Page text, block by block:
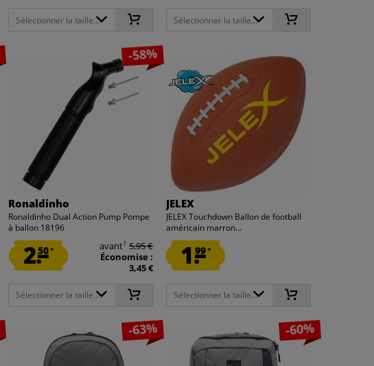
Sélectionner la taille... Sélectionner la taille...
-58%
Ronaldinho
Ronaldinho Dual Action Pump Pompe
à ballon 18196
2.50* avant1 5,95 €
Économise :
3,45 €
Sélectionner la taille...
JELEX
JELEX Touchdown Ballon de football
américain marron...
1.99*
Sélectionner la taille...
-63% -60%